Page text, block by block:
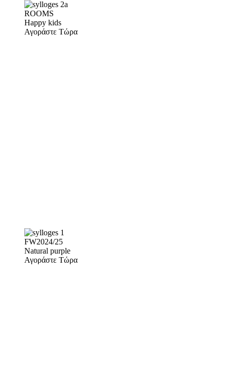
ROOMS
Happy kids
Αγοράστε Τώρα
FW2024/25
Natural purple
Αγοράστε Τώρα